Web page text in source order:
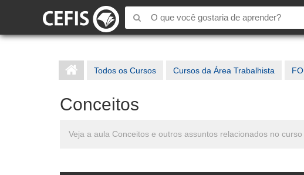
Todos os Cursos Cursos da Área Trabalhista
Conceitos
Veja a aula Conceitos e outros assuntos relacionados no